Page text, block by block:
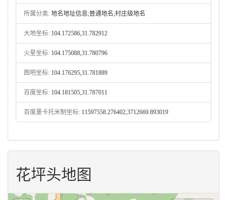
所属分类: 地名地址信息;普通地名;村庄级地名
大地坐标: 104.172586,31.782912
火星坐标: 104.175088,31.780796
图吧坐标: 104.176295,31.781889
百度坐标: 104.181505,31.787011
百度墨卡托米制坐标: 11597558.276402,3712669.893019
花坪头地图